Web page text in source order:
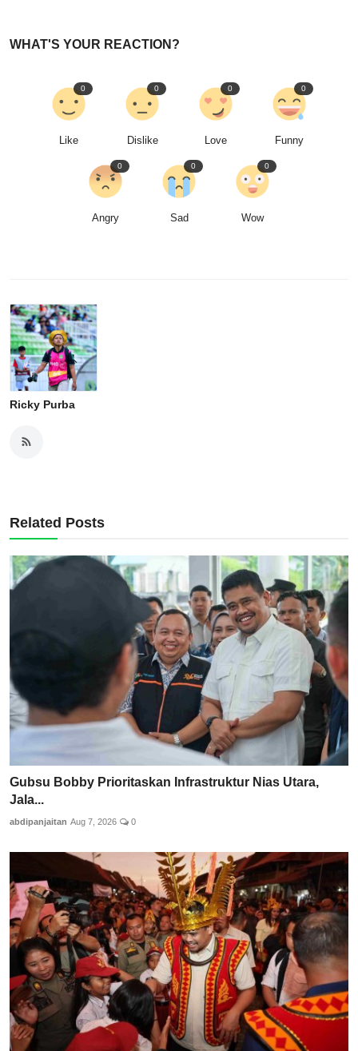
WHAT'S YOUR REACTION?
Like
0
Dislike
0
Love
0
Funny
0
Angry
0
Sad
0
Wow
0
Ricky Purba
Related Posts
Gubsu Bobby Prioritaskan Infrastruktur Nias Utara,
Jala...
abdipanjaitan Aug 7, 2026 0